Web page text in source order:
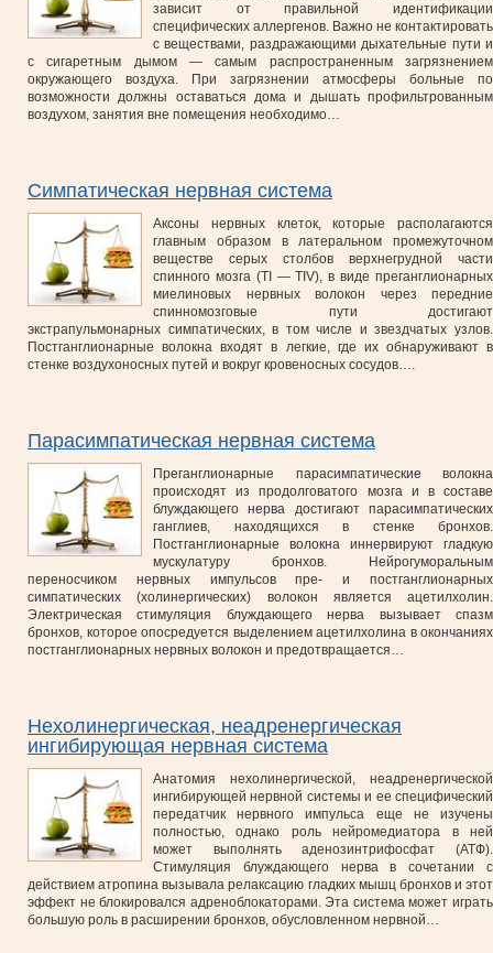
зависит от правильной идентификации
специфических аллергенов. Важно не контактировать
с веществами, раздражающими дыхательные пути и
с сигаретным дымом — самым распространенным загрязнением
окружающего воздуха. При загрязнении атмосферы больные по
возможности должны оставаться дома и дышать профильтрованным
воздухом, занятия вне помещения необходимо…
Cимпатическая нервная система
Аксоны нервных клеток, которые располагаются
главным образом в латеральном промежуточном
веществе серых столбов верхнегрудной части
спинного мозга (ТI — TIV), в виде преганглионарных
миелиновых нервных волокон через передние
спинномозговые пути достигают
экстрапульмонарных симпатических, в том числе и звездчатых узлов.
Постганглионарные волокна входят в легкие, где их обнаруживают в
стенке воздухоносных путей и вокруг кровеносных сосудов….
Парасимпатическая нервная система
Преганглионарные парасимпатические волокна
происходят из продолговатого мозга и в составе
блуждающего нерва достигают парасимпатических
ганглиев, находящихся в стенке бронхов.
Постганглионарные волокна иннервируют гладкую
мускулатуру бронхов. Нейрогуморальным
переносчиком нервных импульсов пре- и постганглионарных
симпатических (холинергических) волокон является ацетилхолин.
Электрическая стимуляция блуждающего нерва вызывает спазм
бронхов, которое опосредуется выделением ацетилхолина в окончаниях
постганглионарных нервных волокон и предотвращается…
Нехолинергическая, неадренергическая
ингибирующая нервная система
Анатомия нехолинергической, неадренергической
ингибирующей нервной системы и ее специфический
передатчик нервного импульса еще не изучены
полностью, однако роль нейромедиатора в ней
может выполнять аденозинтрифосфат (АТФ).
Стимуляция блуждающего нерва в сочетании с
действием атропина вызывала релаксацию гладких мышц бронхов и этот
эффект не блокировался адреноблокаторами. Эта система может играть
большую роль в расширении бронхов, обусловленном нервной…